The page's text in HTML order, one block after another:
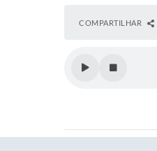
COMPARTILHAR